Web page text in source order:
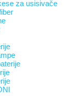
za usisivače